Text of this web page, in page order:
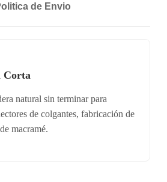
de Envio
Corta
natural sin terminar para
de colgantes, fabricación de
macramé.